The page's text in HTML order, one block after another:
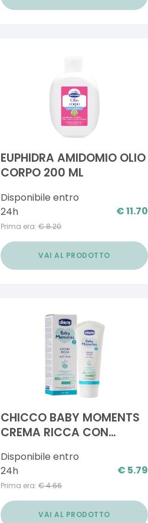
EUPHIDRA AMIDOMIO OLIO
CORPO 200 ML
Disponibile entro
24h
Prima era: €8.20
€11.70
VAI AL PRODOTTO
CHICCO BABY MOMENTS
CREMA RICCA CON
VITAMINA E 100 ML
Disponibile entro
24h
Prima era: €4.66
€ 5.79
VAI AL PRODOTTO